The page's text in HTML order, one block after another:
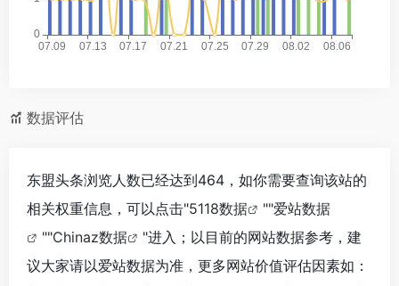
数据评估
东盟头条浏览人数已经达到464，如你需要查询该站的
相关权重信息，可以点击"5118数据 ""爱站数据
""Chinaz数据
"进入；以目前的网站数据参考，建
议大家请以爱站数据为准，更多网站价值评估因素如：